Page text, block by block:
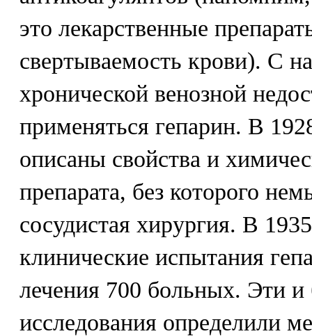
это лекарственные
свертываемость крови). С
хронической венозной
применяться гепарин. В
описаны свойства и
препарата, без которого
сосудистая хирургия. В
клинические испытания
лечения 700 больных. Эти и
исследования определили